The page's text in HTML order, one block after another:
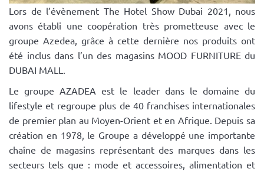
Lors de l’évènement The Hotel Show Dubai 2021, nous
avons établi une coopération très prometteuse avec le
groupe Azedea, grâce à cette dernière nos produits ont
été inclus dans l’un des magasins MOOD FURNITURE du
DUBAI MALL.
Le groupe AZADEA est le leader dans le domaine du
lifestyle et regroupe plus de 40 franchises internationales
de premier plan au Moyen-Orient et en Afrique. Depuis sa
création en 1978, le Groupe a développé une importante
chaîne de magasins représentant des marques dans les
secteurs tels que : mode et accessoires, alimentation et